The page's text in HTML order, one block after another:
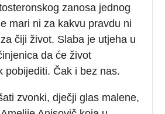
zanosa jednog
mari ni za kakvu pravdu ni
čiji život. Slaba je utjeha u
da će život
pobijediti. Čak i bez nas.
zvonki, dječji glas malene,